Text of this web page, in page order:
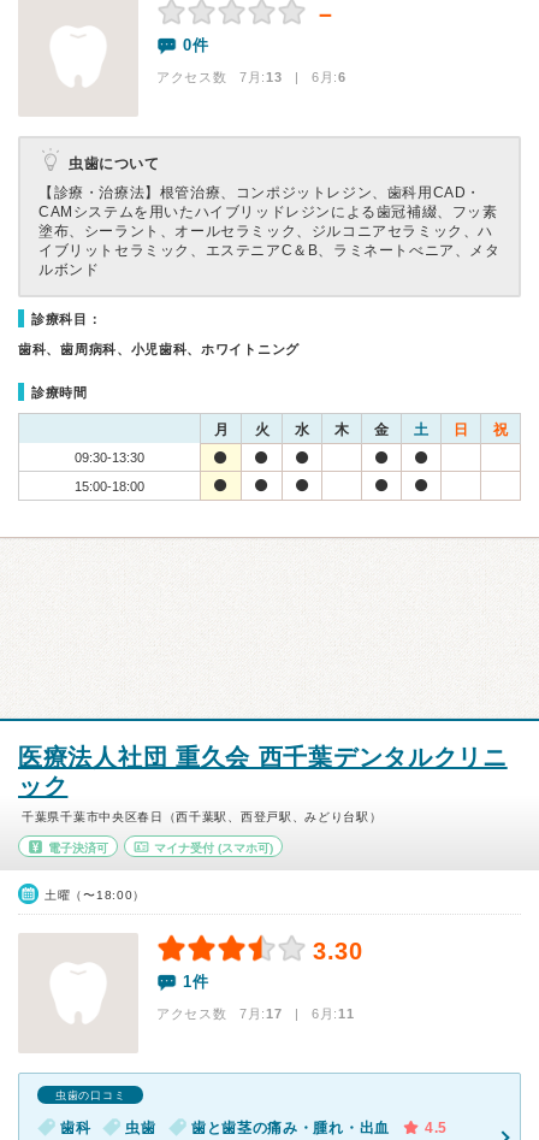
－
0件
アクセス数 7月:13 | 6月:6
虫歯について
【診療・治療法】 根管治療、コンポジットレジン、歯科用CAD・
CAMシステムを用いたハイブリッドレジンによる歯冠補綴、フッ素
塗布、シーラント、オールセラミック、ジルコニアセラミック、ハ
イブリットセラミック、エステニアC＆B、ラミネートべニア、メタ
ルボンド
診療科目：
歯科、歯周病科、小児歯科、ホワイトニング
診療時間
月 火 水 木 金 土 日 祝
09:30-13:30
15:00-18:00
医療法人社団 重久会 西千葉デンタルクリニ
ック
千葉県千葉市中央区春日（西千葉駅、西登戸駅、みどり台駅）
電子決済可 マイナ受付(スマホ可)
土曜（〜18:00）
3.30
1件
アクセス数 7月:17 | 6月:11
虫歯の口コミ
歯科 虫歯 歯と歯茎の痛み・腫れ・出血 4.5